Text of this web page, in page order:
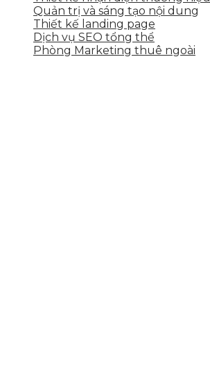
Quản trị và sáng tạo nội dung
Thiết kế landing page
Dịch vụ SEO tổng thể
Phòng Marketing thuê ngoài